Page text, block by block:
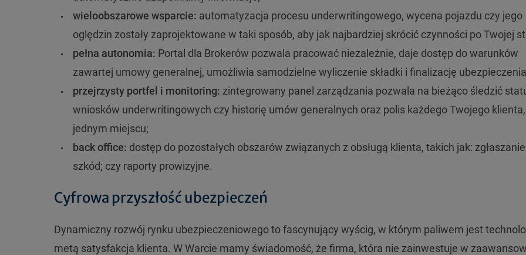
wieloobszarowe wsparcie: automatyzacja procesu underwritingowego, wycena pojazdu czy jego
oględzin zostały zaprojektowane w taki sposób, aby jak najbardziej skrócić czynności po Twojej
pełna autonomia: Portal dla Brokerów pozwala pracować niezależnie, daje dostęp do warunków
zawartej umowy generalnej, umożliwia samodzielne wyliczenie składki i finalizację
przejrzysty portfel i monitoring: zintegrowany panel zarządzania pozwala na bieżąco śledzić
wniosków underwritingowych czy historię umów generalnych oraz polis każdego Twojego
jednym miejscu;
back office: dostęp do pozostałych obszarów związanych z obsługą klienta, takich jak: zgłaszanie
szkód; czy raporty prowizyjne.
Cyfrowa przyszłość ubezpieczeń
Dynamiczny rozwój rynku ubezpieczeniowego to fascynujący wyścig, w którym paliwem jest
metą satysfakcja klienta. W Warcie mamy świadomość, że firma, która nie zainwestuje w